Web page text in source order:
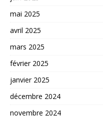
mai 2025
avril 2025
mars 2025
février 2025
janvier 2025
décembre 2024
novembre 2024